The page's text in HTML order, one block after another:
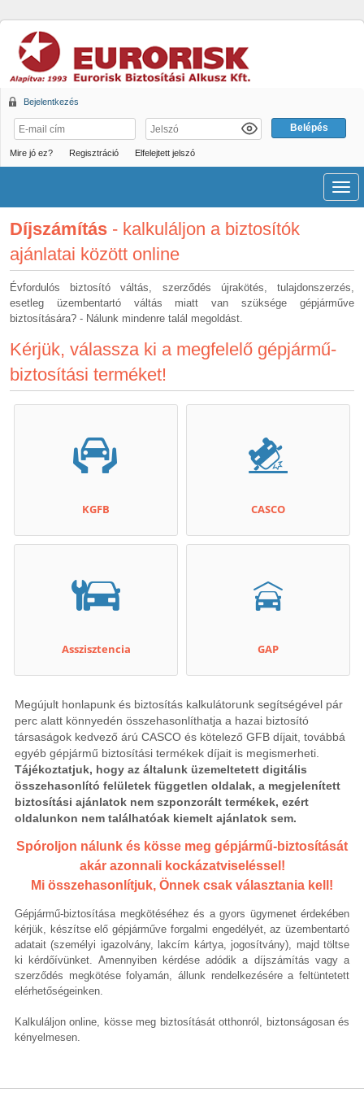
Bejelentkezés
Mire jó ez? Regisztráció Elfelejtett jelszó
Díjszámítás - kalkuláljon a biztosítók
ajánlatai között online
Évfordulós biztosító váltás, szerződés újrakötés, tulajdonszerzés,
esetleg üzembentartó váltás miatt van szüksége gépjárműve
biztosítására? - Nálunk mindenre talál megoldást.
Kérjük, válassza ki a megfelelő gépjármű-
biztosítási terméket!
KGFB CASCO
Asszisztencia GAP
Megújult honlapunk és biztosítás kalkulátorunk segítségével pár
perc alatt könnyedén összehasonlíthatja a hazai biztosító
társaságok kedvező árú CASCO és kötelező GFB díjait, továbbá
egyéb gépjármű biztosítási termékek díjait is megismerheti.
Tájékoztatjuk, hogy az általunk üzemeltetett digitális
összehasonlító felületek független oldalak, a megjelenített
biztosítási ajánlatok nem szponzorált termékek, ezért
oldalunkon nem találhatóak kiemelt ajánlatok sem.
Spóroljon nálunk és kösse meg gépjármű-biztosítását
akár azonnali kockázatviseléssel!
Mi összehasonlítjuk, Önnek csak választania kell!
Gépjármű-biztosítása megkötéséhez és a gyors ügymenet érdekében
kérjük, készítse elő gépjárműve forgalmi engedélyét, az üzembentartó
adatait (személyi igazolvány, lakcím kártya, jogosítvány), majd töltse
ki kérdőívünket. Amennyiben kérdése adódik a díjszámítás vagy a
szerződés megkötése folyamán, állunk rendelkezésére a feltüntetett
elérhetőségeinken.
Kalkuláljon online, kösse meg biztosítását otthonról, biztonságosan és
kényelmesen.